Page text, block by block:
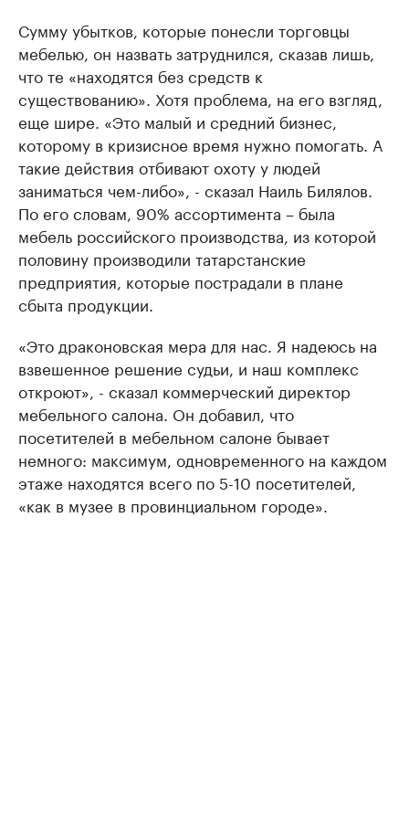
Сумму убытков, которые понесли торговцы
мебелью, он назвать затруднился, сказав лишь,
что те «находятся без средств к
существованию». Хотя проблема, на его взгляд,
еще шире. «Это малый и средний бизнес,
которому в кризисное время нужно помогать. А
такие действия отбивают охоту у людей
заниматься чем-либо», - сказал Наиль Билялов.
По его словам, 90% ассортимента – была
мебель российского производства, из которой
половину производили татарстанские
предприятия, которые пострадали в плане
сбыта продукции.
«Это драконовская мера для нас. Я надеюсь на
взвешенное решение судьи, и наш комплекс
откроют», - сказал коммерческий директор
мебельного салона. Он добавил, что
посетителей в мебельном салоне бывает
немного: максимум, одновременного на каждом
этаже находятся всего по 5-10 посетителей,
«как в музее в провинциальном городе».